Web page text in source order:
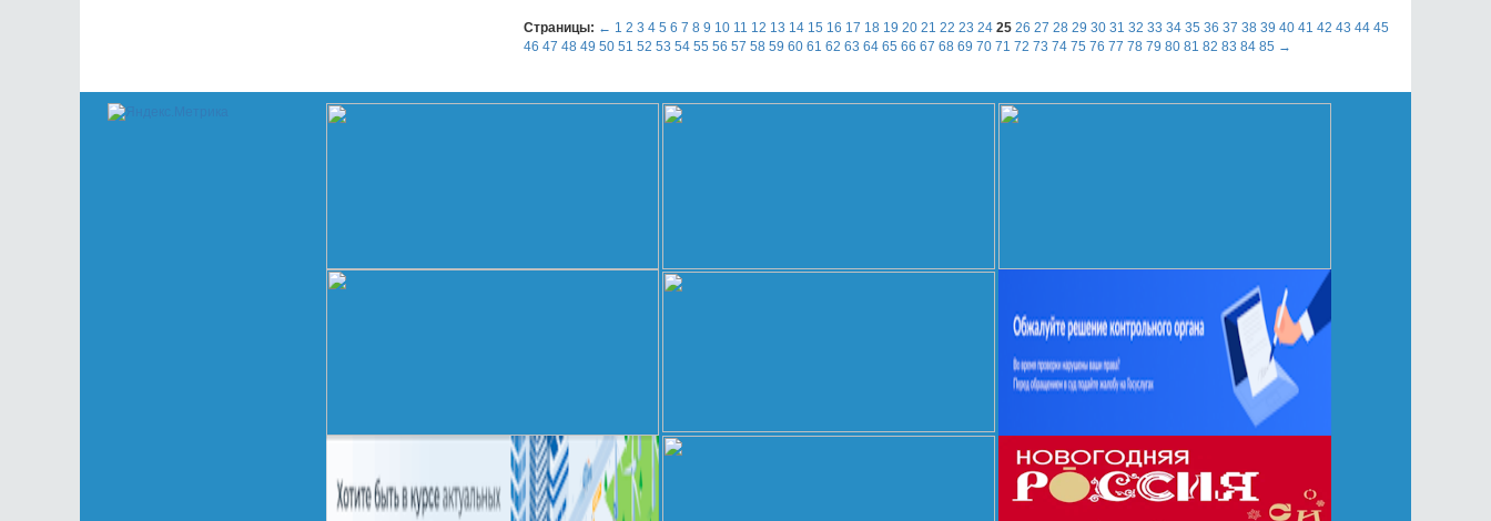
Страницы: ← 1 2 3 4 5 6 7 8 9 10 11 12 13 14 15 16 17 18 19 20 21 22 23 24 25 26 27 28 29 30 31 32 33 34 35 36 37 38 39 40 41 42 43 44 45
46 47 48 49 50 51 52 53 54 55 56 57 58 59 60 61 62 63 64 65 66 67 68 69 70 71 72 73 74 75 76 77 78 79 80 81 82 83 84 85 →